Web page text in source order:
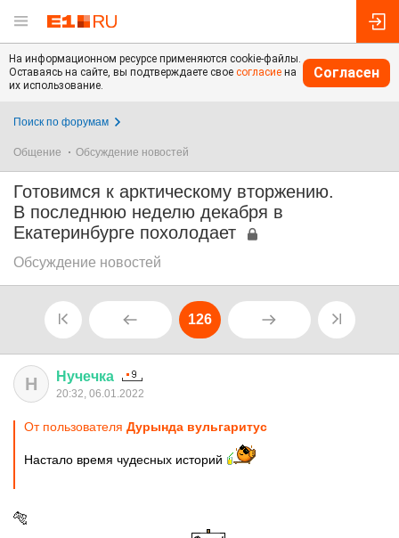
На информационном ресурсе применяются cookie-файлы.
Оставаясь на сайте, вы подтверждаете свое согласие на
их использование.
Согласен
Поиск по форумам
Общение Обсуждение новостей
Готовимся к арктическому вторжению.
В последнюю неделю декабря в
Екатеринбурге похолодает
Обсуждение новостей
126
Н Нучечка
20:32, 06.01.2022
От пользователя Дурында вульгаритус
Настало время чудесных историй
🐅